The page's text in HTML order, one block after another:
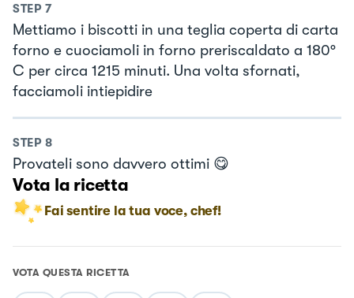
STEP 7
Mettiamo i biscotti in una teglia coperta di carta
forno e cuociamoli in forno preriscaldato a 180°
C per circa 1215 minuti. Una volta sfornati,
facciamoli intiepidire
STEP 8
Provateli sono davvero ottimi 😋
Vota la ricetta
Fai sentire la tua voce, chef!
VOTA QUESTA RICETTA